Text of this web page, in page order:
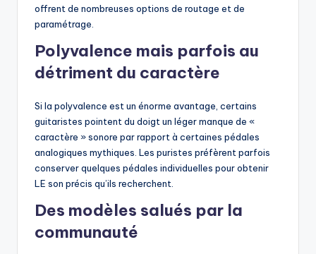
offrent de nombreuses options de routage et de
paramétrage.
Polyvalence mais parfois au
détriment du caractère
Si la polyvalence est un énorme avantage, certains
guitaristes pointent du doigt un léger manque de «
caractère » sonore par rapport à certaines pédales
analogiques mythiques. Les puristes préfèrent parfois
conserver quelques pédales individuelles pour obtenir
LE son précis qu’ils recherchent.
Des modèles salués par la
communauté